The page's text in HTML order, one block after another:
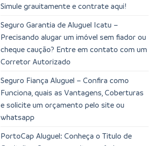
Simule grauitamente e contrate aqui!
Seguro Garantia de Aluguel Icatu –
Precisando alugar um imóvel sem fiador ou
cheque caução? Entre em contato com um
Corretor Autorizado
Seguro Fiança Aluguel – Confira como
Funciona, quais as Vantagens, Coberturas
e solicite um orçamento pelo site ou
whatsapp
PortoCap Aluguel: Conheça o Titulo de